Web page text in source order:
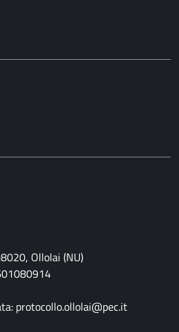
Ollolai (NU)
protocollo.ollolai@pec.it